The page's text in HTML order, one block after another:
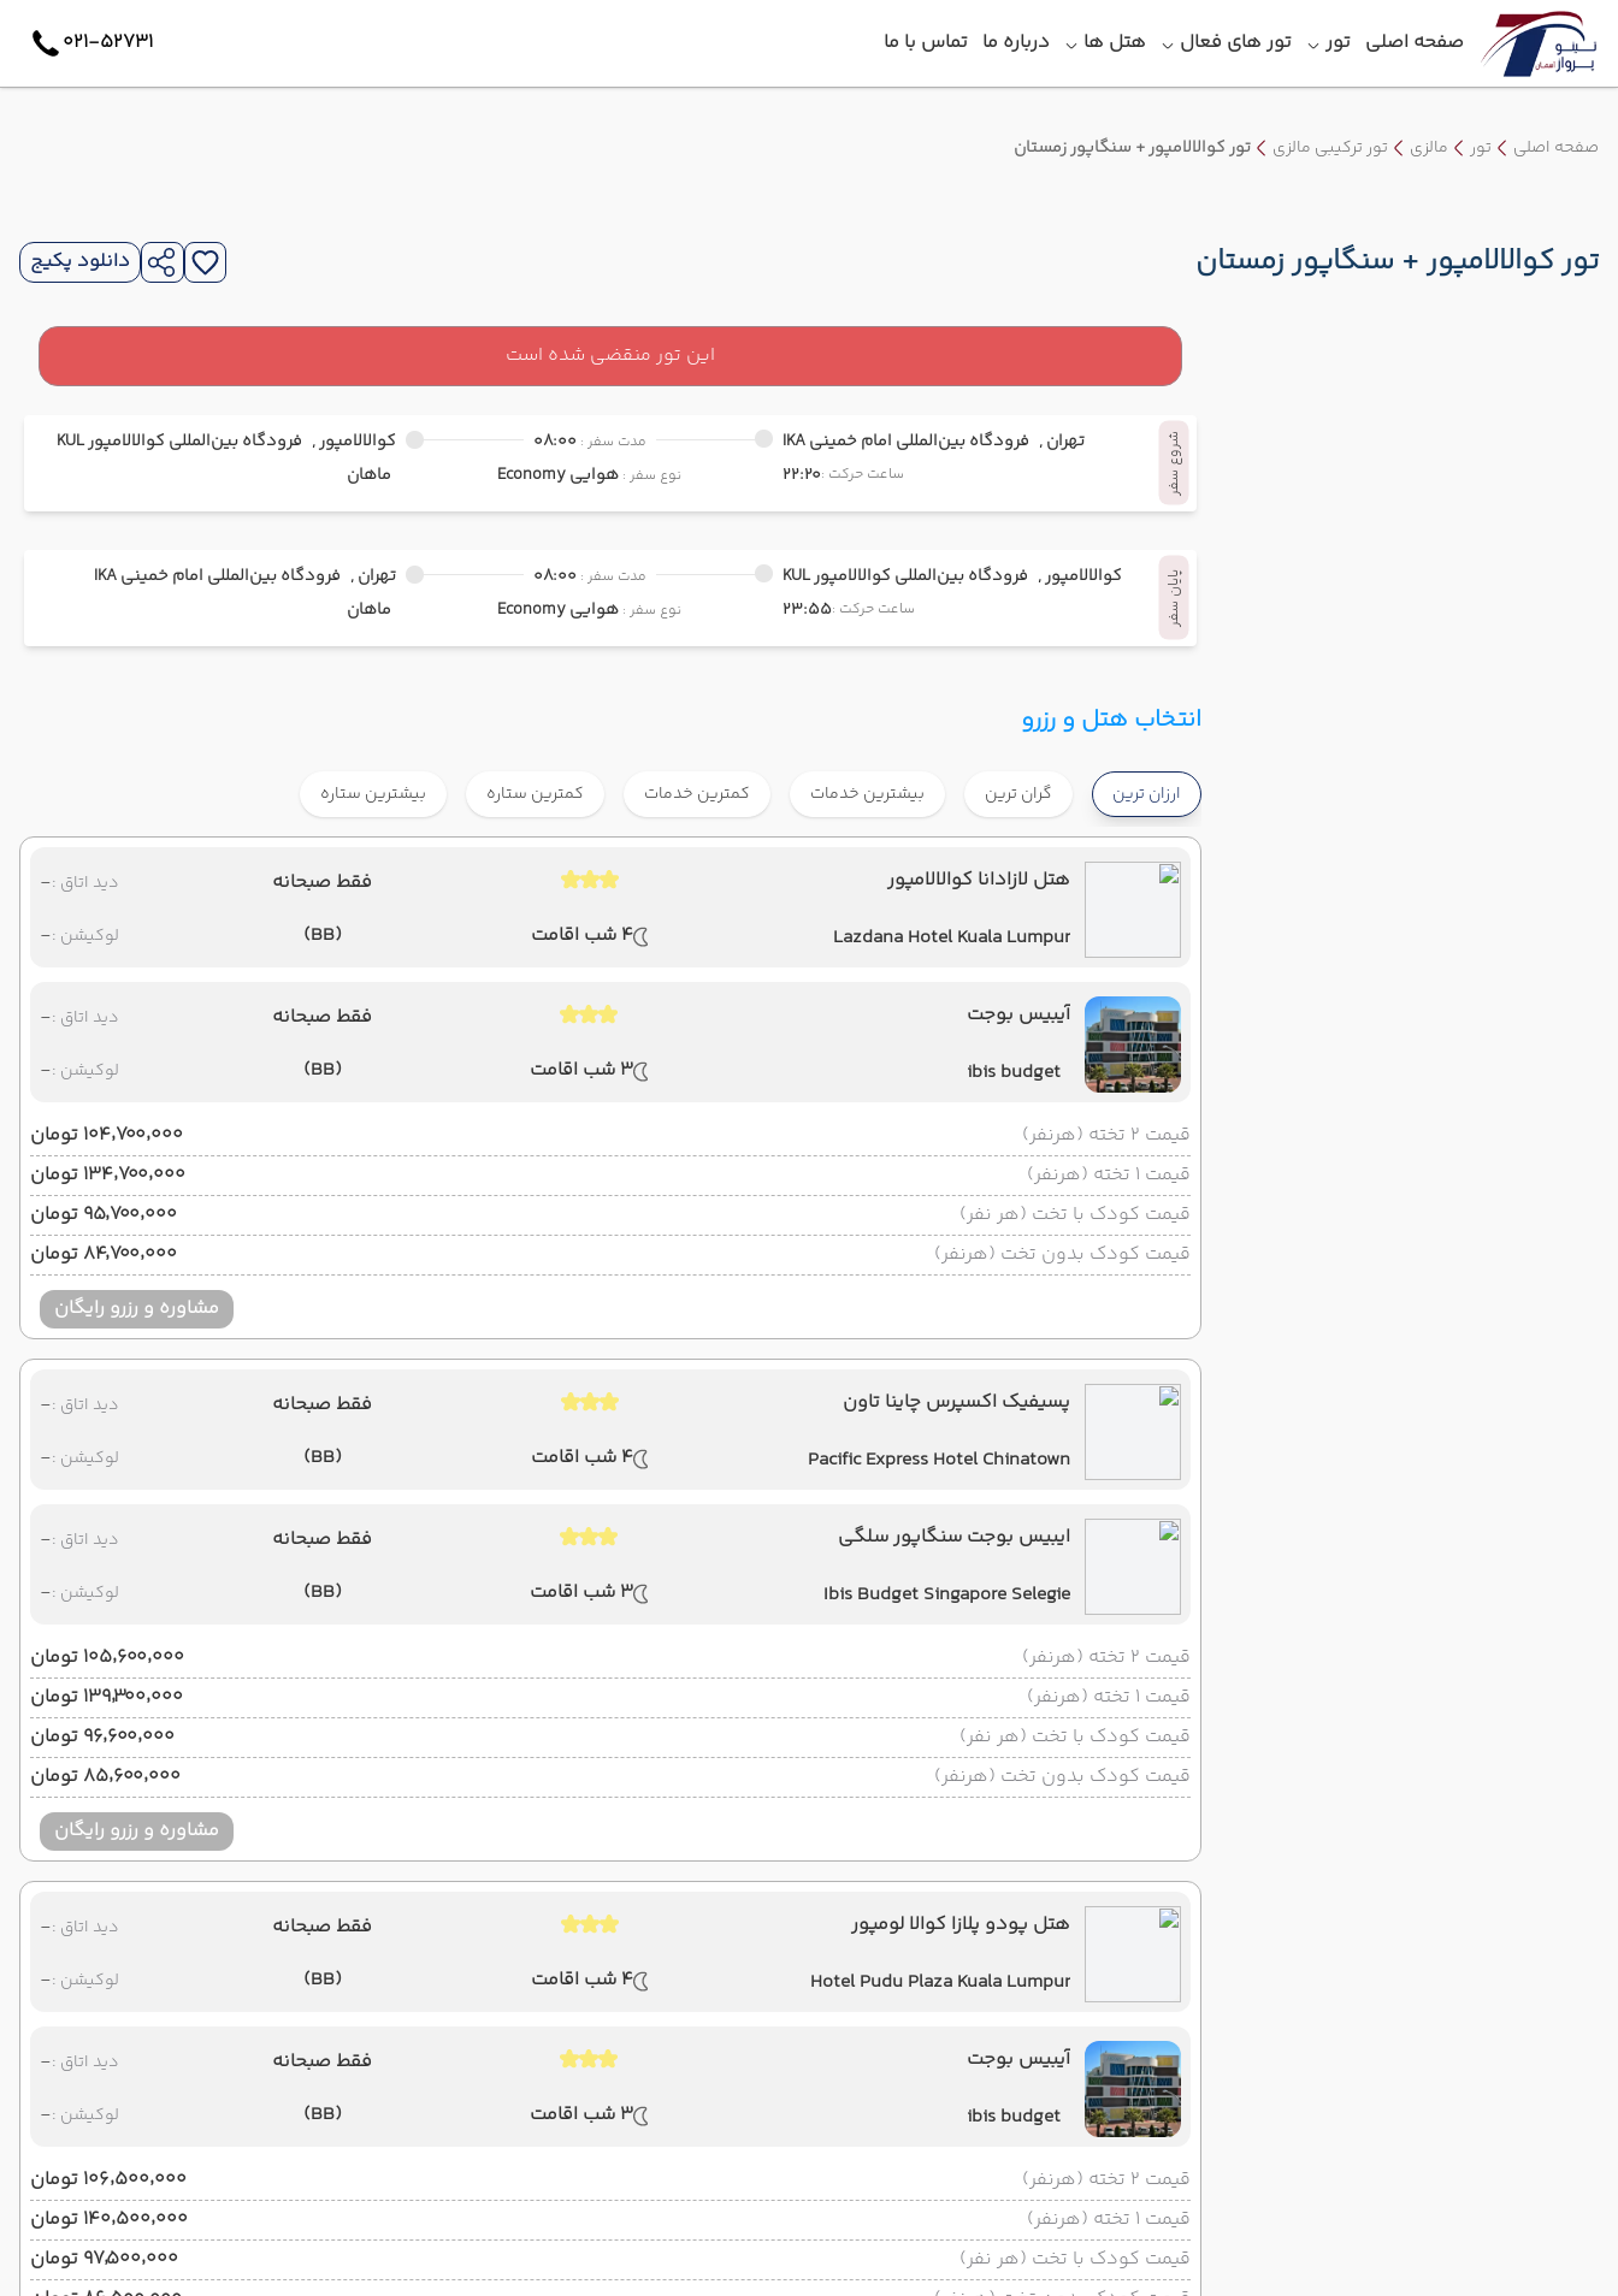
صفحه اصلی تور تور های فعال هتل‎ ها درباره ما تماس با ما 021-52731
صفحه اصلی تور مالزی تور ترکیبی مالزی تور کوالالامپور + سنگاپور زمستان
تور کوالالامپور + سنگاپور زمستان دانلود پکیج
این تور منقضی شده است
شروع سفر تهران , فرودگاه بین‌المللی امام خمینی IKA
ساعت حرکت :22:20
مدت سفر : 08:00
نوع سفر : هوایی
کوالالامپور , فرودگاه بین‌المللی کوالالامپور KUL
ماهان
پایان سفر کوالالامپور , فرودگاه بین‌المللی کوالالامپور KUL
ساعت حرکت :23:55
مدت سفر : 08:00
نوع سفر : هوایی
تهران , فرودگاه بین‌المللی امام خمینی IKA
ماهان
انتخاب هتل و رزرو
ارزان ترین گران ترین بیشترین خدمات کمترین خدمات کمترین ستاره بیشترین ستاره
هتل لازادانا کوالالامپور
Lazdana Hotel Kuala Lumpur
4 شب اقامت
فقط صبحانه
(BB)
دید اتاق :-
لوکیشن :-
آیبیس بوجت
ibis budget
3 شب اقامت
فقط صبحانه
(BB)
دید اتاق :-
لوکیشن :-
قیمت 2 تخته (هرنفر)
۱۰۴٬۷۰۰٬۰۰۰ تومان
قیمت 1 تخته (هرنفر)
۱۳۴٬۷۰۰٬۰۰۰ تومان
قیمت کودک با تخت (هر نفر)
۹۵٬۷۰۰٬۰۰۰ تومان
قیمت کودک بدون تخت (هرنفر)
۸۴٬۷۰۰٬۰۰۰ تومان
مشاوره و رزرو رایگان
پسیفیک اکسپرس چاینا تاون
Pacific Express Hotel Chinatown
4 شب اقامت
فقط صبحانه
(BB)
دید اتاق :-
لوکیشن :-
ایبیس بوجت سنگاپور سلگی
Ibis Budget Singapore Selegie
3 شب اقامت
فقط صبحانه
(BB)
دید اتاق :-
لوکیشن :-
قیمت 2 تخته (هرنفر)
۱۰۵٬۶۰۰٬۰۰۰ تومان
قیمت 1 تخته (هرنفر)
۱۳۹٬۳۰۰٬۰۰۰ تومان
قیمت کودک با تخت (هر نفر)
۹۶٬۶۰۰٬۰۰۰ تومان
قیمت کودک بدون تخت (هرنفر)
۸۵٬۶۰۰٬۰۰۰ تومان
مشاوره و رزرو رایگان
هتل پودو پلازا کوالا لومپور
Hotel Pudu Plaza Kuala Lumpur
4 شب اقامت
فقط صبحانه
(BB)
دید اتاق :-
لوکیشن :-
آیبیس بوجت
ibis budget
3 شب اقامت
فقط صبحانه
(BB)
دید اتاق :-
لوکیشن :-
قیمت 2 تخته (هرنفر)
۱۰۶٬۵۰۰٬۰۰۰ تومان
قیمت 1 تخته (هرنفر)
۱۴۰٬۵۰۰٬۰۰۰ تومان
قیمت کودک با تخت (هر نفر)
۹۷٬۵۰۰٬۰۰۰ تومان